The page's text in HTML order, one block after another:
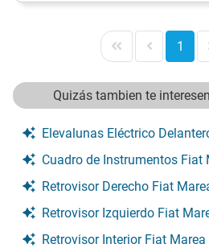
1
Quizás tambien te
Elevalunas Eléctrico
Cuadro de Instrumentos Fiat
Retrovisor Derecho Fiat
Retrovisor Izquierdo Fiat
Retrovisor Interior Fiat Marea